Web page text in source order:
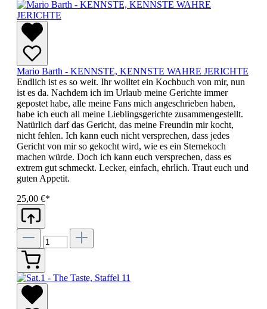
Mario Barth - KENNSTE, KENNSTE WAHRE JERICHTE
Endlich ist es so weit. Ihr wolltet ein Kochbuch von mir, nun
ist es da. Nachdem ich im Urlaub meine Gerichte immer
gepostet habe, alle meine Fans mich angeschrieben haben,
habe ich euch all meine Lieblingsgerichte zusammengestellt.
Natürlich darf das Gericht, das meine Freundin mir kocht,
nicht fehlen. Ich kann euch nicht versprechen, dass jedes
Gericht von mir so gekocht wird, wie es ein Sternekoch
machen würde. Doch ich kann euch versprechen, dass es
extrem gut schmeckt. Lecker, einfach, ehrlich. Traut euch und
guten Appetit.
25,00 €*